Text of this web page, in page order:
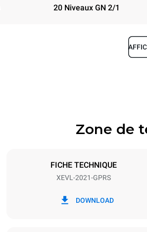
20 Niveaux GN 2/1
220-240V 1N~
Zone de
FICHE TECHNIQUE
XEVL-2021-GPRS
DOWNLOAD